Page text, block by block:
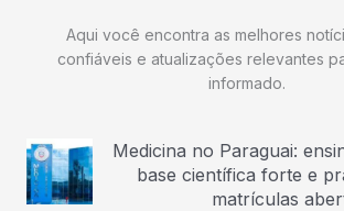
Aqui você encontra as melhores
confiáveis e atualizações relevantes
informado.
Medicina no Paraguai:
base científica forte e
matrículas